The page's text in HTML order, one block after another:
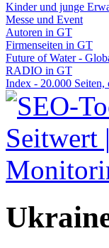
Kinder und junge
Messe und Event
Autoren in GT
Firmenseiten in GT
Future of Water -
RADIO in GT
Index - 20.000